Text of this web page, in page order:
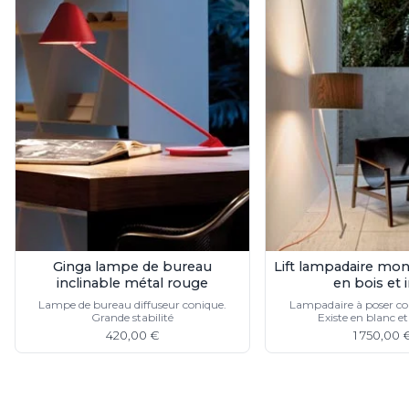
Miroir
Rangement
Table d'appoint
Accessoires
Accessoires luminaire
Ampoule
Interrupteurs
Toutes nos marques
Aldo Bernardi
Aromas
Arteriors
Artistar
Arturo Alvarez
Ateliers&Torsades
Barovier&Toso
Ginga lampe de bureau
inclinable métal rouge
Lampe de bureau diffuseur conique.
Grande stabilité
420,00 €
Lift lampadaire
en bois et
Lampadaire à poser
Existe en blanc
1 750,00